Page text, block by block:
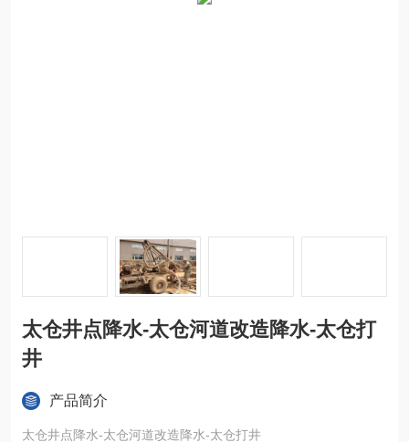
太仓井点降水-太仓河道改造降水-太仓打
井
产品简介
太仓井点降水-太仓河道改造降水-太仓打井